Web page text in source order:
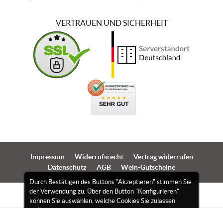
Durch Bestätigen des Buttons "Akzeptieren" stimmen Sie
der Verwendung zu. Über den Button "Konfigurieren"
können Sie auswählen, welche Cookies Sie zulassen
VERTRAUEN UND SICHERHEIT
Impressum Widerrufsrecht
Vertrag widerrufen
Datenschutz
AGB Wein-Gutscheine